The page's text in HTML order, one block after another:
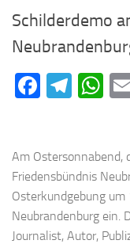
Schilderdemo
Am Ostersonnabend,
Friedensbündnis
Osterkundgebung
Neubrandenburg ein.
Journalist, Autor,